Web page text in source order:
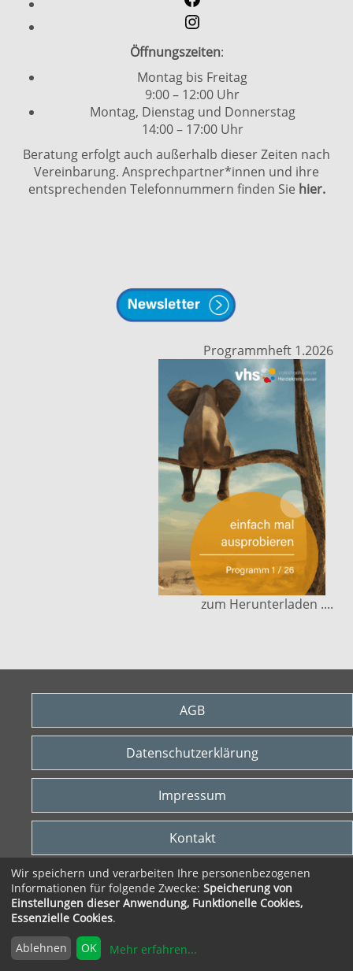
Öffnungszeiten:
Montag bis Freitag
9:00 – 12:00 Uhr
Montag, Dienstag und Donnerstag
14:00 – 17:00 Uhr
Beratung erfolgt auch außerhalb dieser Zeiten nach
Vereinbarung. Ansprechpartner*innen und ihre
entsprechenden Telefonnummern finden Sie hier.
Programmheft 1.2026
zum Herunterladen ....
AGB
Datenschutzerklärung
Impressum
Kontakt
Widerrufsrecht
© 2026 VHS Heidekreis gGmbH
Wir speichern und verarbeiten Ihre personenbezogenen
Informationen für folgende Zwecke: Speicherung von
Einstellungen dieser Anwendung, Funktionelle Cookies,
Essenzielle Cookies.
Ablehnen OK Mehr erfahren...